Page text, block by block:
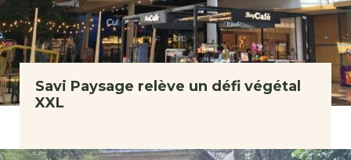
Savi Paysage relève un défi végétal
XXL